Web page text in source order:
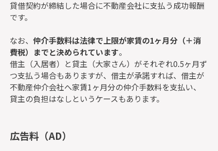
貸借契約が締結した場合に不動産会社に支払う成功報酬
です。
なお、 仲介手数料は法律で上限が家賃の1ヶ月分（＋消
費税）までと決められています。
借主（入居者）と貸主（大家さん）がそれぞれ0.5ヶ月ず
つ支払う場合もありますが、借主が承諾すれば、借主が
不動産仲介会社へ家賃1ヶ月分の仲介手数料を支払い、
貸主の負担はなしというケースもあります。
広告料（AD）